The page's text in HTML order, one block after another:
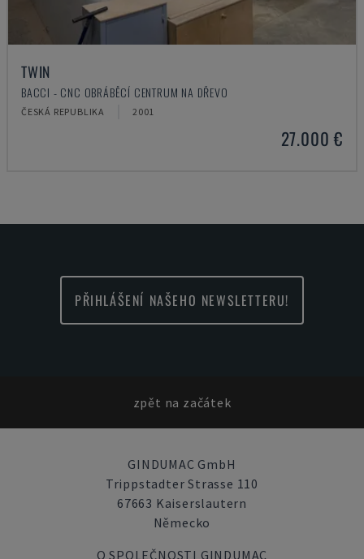
TWIN
BACCI - CNC OBRÁBĚCÍ CENTRUM NA DŘEVO
ČESKÁ REPUBLIKA 2001
27.000 €
PŘIHLÁŠENÍ NAŠEHO NEWSLETTERU!
zpět na začátek
GINDUMAC GmbH
Trippstadter Strasse 110
67663 Kaiserslautern
Německo
O SPOLEČNOSTI GINDUMAC